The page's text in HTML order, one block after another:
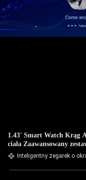
1.43' Smart Watch Krąg
ciała Zaawansowany
Inteligentny zegarek o